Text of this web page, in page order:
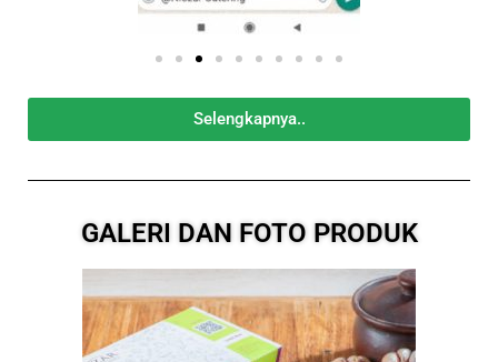
Selengkapnya..
GALERI DAN FOTO PRODUK